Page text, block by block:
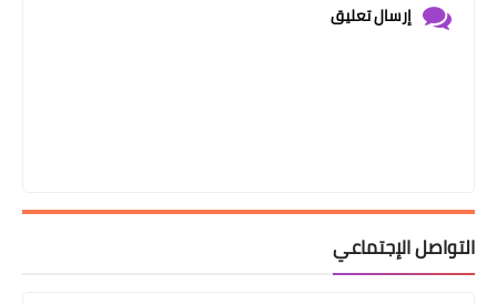
إرسال تعليق
التواصل الإجتماعي